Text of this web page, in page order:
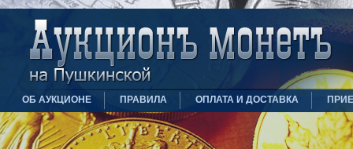
ОБ АУКЦИОНЕ ПРАВИЛА ОПЛАТА И ДОСТАВКА